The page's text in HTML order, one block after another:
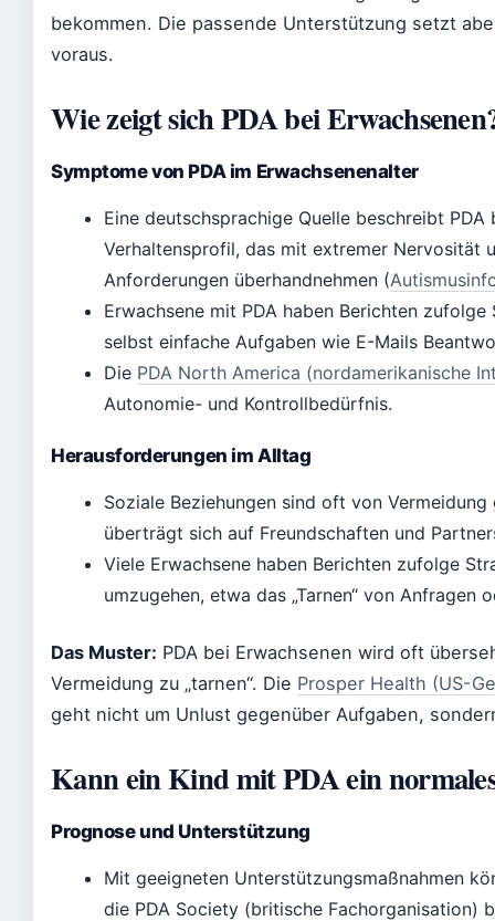
bekommen. Die passende Unterstützung setzt
voraus.
Wie zeigt sich PDA bei
Symptome von PDA im Erwachsenenalter
Eine deutschsprachige Quelle beschreibt
Verhaltensprofil, das mit extremer Nervosität
Anforderungen überhandnehmen (
Erwachsene mit PDA haben Berichten
selbst einfache Aufgaben wie E-Mails
Die PDA North America (nordamerikanische
Autonomie- und Kontrollbedürfnis.
Herausforderungen im Alltag
Soziale Beziehungen sind oft von
überträgt sich auf Freundschaften und
Viele Erwachsene haben Berichten zufolge
umzugehen, etwa das „Tarnen“ von
Das Muster: PDA bei Erwachsenen wird oft
Vermeidung zu „tarnen“. Die Prosper Health (US-
geht nicht um Unlust gegenüber Aufgaben,
Kann ein Kind mit PDA ein
Prognose und Unterstützung
Mit geeigneten Unterstützungsmaßnahmen
die PDA Society (britische Fachorganisation)